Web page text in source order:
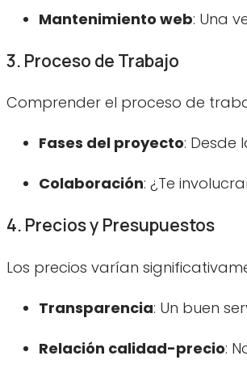
Mantenimiento web: Una
3. Proceso de Trabajo
Comprender el proceso de
Fases del proyecto: Desde
Colaboración: ¿Te
4. Precios y Presupuestos
Los precios varían
Transparencia: Un buen
Relación calidad-precio: